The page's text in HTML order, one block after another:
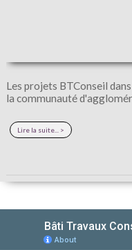
Les projets BTConseil
la communauté
Lire la suite... >
BT